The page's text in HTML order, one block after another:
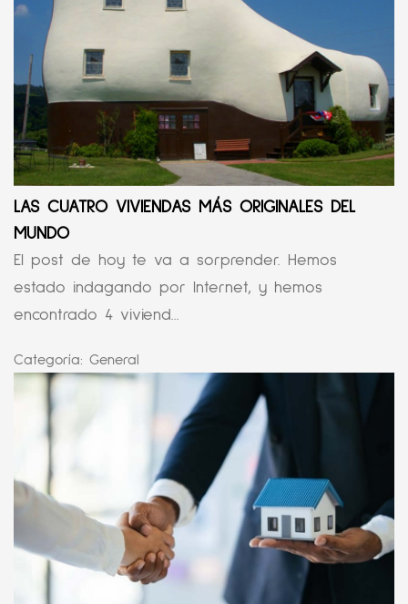
LAS CUATRO VIVIENDAS MÁS ORIGINALES DEL
MUNDO
El post de hoy te va a sorprender. Hemos
estado indagando por Internet, y hemos
encontrado 4 viviend...
Categoría: General